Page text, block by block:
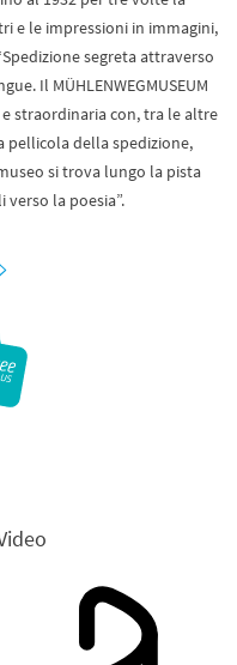
e le impressioni in immagini,
segreta attraverso
Il MÜHLENWEGMUSEUM
straordinaria con, tra le altre
pellicola della spedizione,
si trova lungo la pista
verso la poesia”.